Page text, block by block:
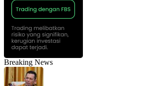
Breaking News